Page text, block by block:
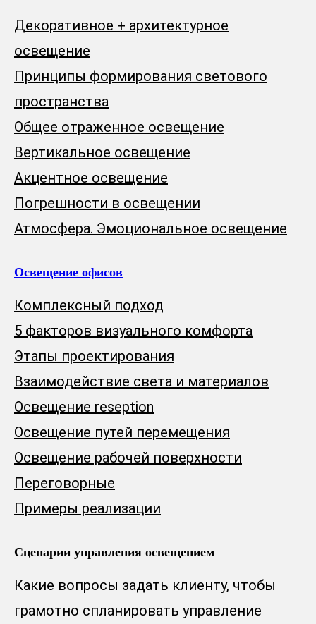
Декоративное + архитектурное
освещение
Принципы формирования светового
пространства
Общее отраженное освещение
Вертикальное освещение
Акцентное освещение
Погрешности в освещении
Атмосфера. Эмоциональное освещение
Освещение офисов
Комплексный подход
5 факторов визуального комфорта
Этапы проектирования
Взаимодействие света и материалов
Освещение reseption
Освещение путей перемещения
Освещение рабочей поверхности
Переговорные
Примеры реализации
Сценарии управления освещением
Какие вопросы задать клиенту, чтобы
грамотно спланировать управление